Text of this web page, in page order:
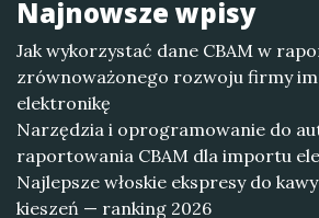
Najnowsze wpisy
Jak wykorzystać dane CBAM w
zrównoważonego rozwoju firmy
elektronikę
Narzędzia i oprogramowanie do
raportowania CBAM dla importu
Najlepsze włoskie ekspresy do
kieszeń — ranking 2026